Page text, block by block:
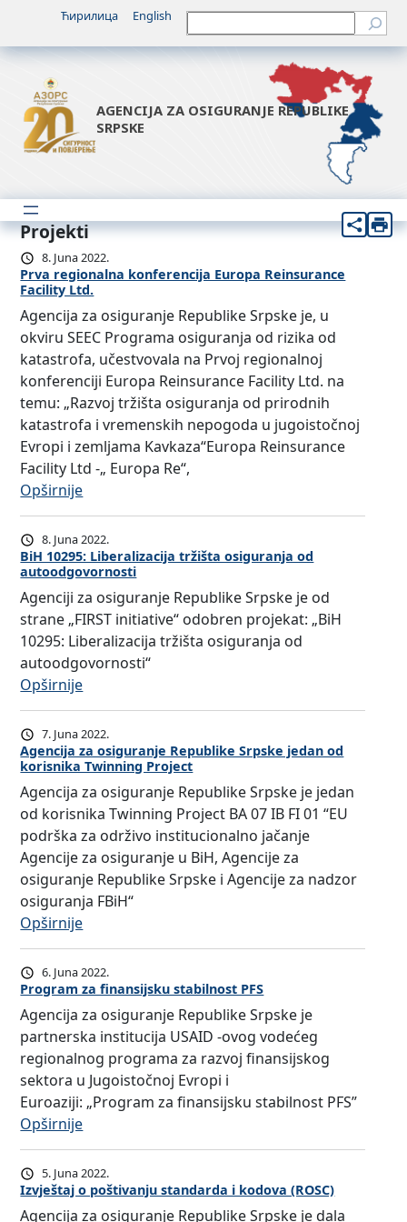
Ћирилица English Претрага
AGENCIJA ZA OSIGURANJE REPUBLIKE
SRPSKE
Projekti
8. Juna 2022.
Prva regionalna konferencija Europa Reinsurance
Facility Ltd.
Agencija za osiguranje Republike Srpske je, u
okviru SEEC Programa osiguranja od rizika od
katastrofa, učestvovala na Prvoj regionalnoj
konferenciji Europa Reinsurance Facility Ltd. na
temu: „Razvoj tržišta osiguranja od prirodnih
katastrofa i vremenskih nepogoda u jugoistočnoj
Evropi i zemljama Kavkaza“Europa Reinsurance
Facility Ltd -„ Europa Re“,
Opširnije:
P
r
v
a
r
e
g
i
o
n
a
l
n
a
k
o
n
f
e
r
e
n
c
i
j
a
E
r
p
a
R
8. Juna 2022.
BiH 10295: Liberalizacija tržišta osiguranja od
autoodgovornosti
Agenciji za osiguranje Republike Srpske je od
strane „FIRST initiative“ odobren projekat: „BiH
10295: Liberalizacija tržišta osiguranja od
autoodgovornosti“
Opširnije:
B
i
H
1
0
2
9
5
:
L
i
b
e
r
a
l
i
z
c
a
7. Juna 2022.
Agencija za osiguranje Republike Srpske jedan od
korisnika Twinning Project
Agencija za osiguranje Republike Srpske je jedan
od korisnika Twinning Project BA 07 IB FI 01 “EU
podrška za održivo institucionalno jačanje
Agencije za osiguranje u BiH, Agencije za
osiguranje Republike Srpske i Agencije za nadzor
osiguranja FBiH“
Opširnije:
A
g
e
n
c
i
j
s
6. Juna 2022.
Program za finansijsku stabilnost PFS
Agencija za osiguranje Republike Srpske je
partnerska institucija USAID -ovog vodećeg
regionalnog programa za razvoj finansijskog
sektora u Jugoistočnoj Evropi i
Euroaziji: „Program za finansijsku stabilnost PFS”
Opširnije:
P
r
o
g
5. Juna 2022.
Izvještaj o poštivanju standarda i kodova (ROSC)
Agencija za osiguranje Republike Srpske je dala